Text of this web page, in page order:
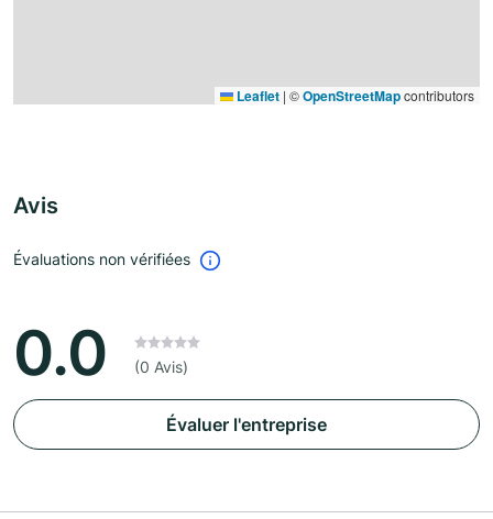
Leaflet | ©OpenStreetMapcontributors
Avis
Évaluations non vérifiées
0.0 (0 Avis)
Évaluer l'entreprise